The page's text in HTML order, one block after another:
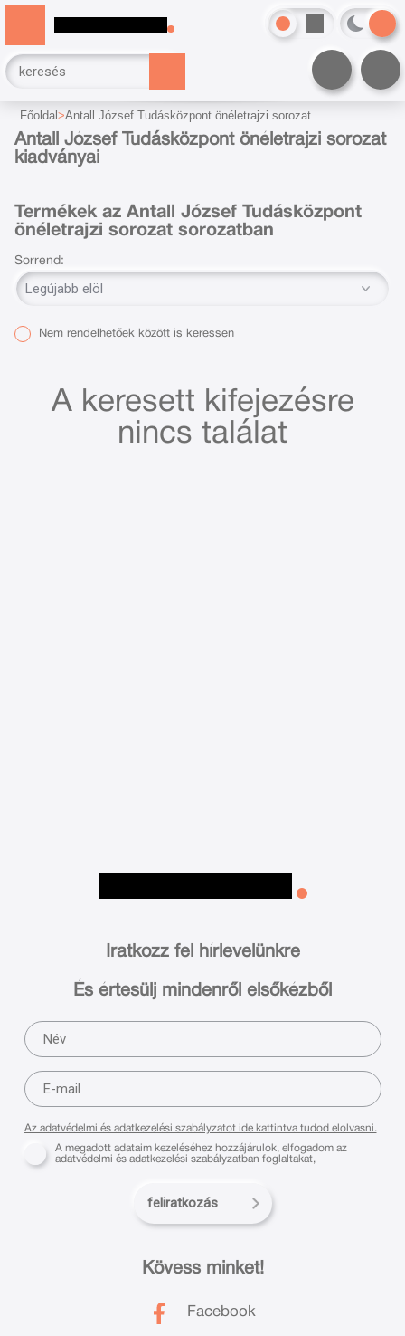
Főoldal Antall József Tudásközpont önéletrajzi sorozat
Antall József Tudásközpont önéletrajzi sorozat
kiadványai
Termékek az Antall József Tudásközpont
önéletrajzi sorozat sorozatban
Sorrend:
Nem rendelhetőek között is keressen
A keresett kifejezésre
nincs találat
Kövess minket!
Facebook
Iratkozz fel hírlevelünkre
És értesülj mindenről elsőkézből
Az adatvédelmi és adatkezelési szabályzatot ide kattintva tudod elolvasni.
A megadott adataim kezeléséhez hozzájárulok, elfogadom az
adatvédelmi és adatkezelési szabályzatban foglaltakat,
feliratkozás